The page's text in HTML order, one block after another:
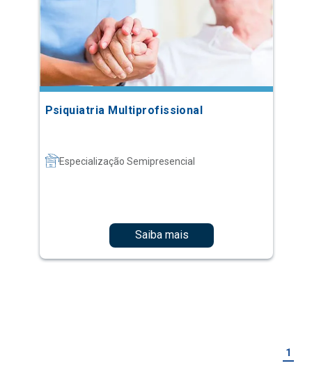
Psiquiatria Multiprofissional
Especialização Semipresencial
Saiba mais
1